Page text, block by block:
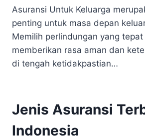
Asuransi Untuk Keluarga
penting untuk masa depan
Memilih perlindungan yang
memberikan rasa aman dan
di tengah ketidakpastian…
Jenis Asuransi
Indonesia